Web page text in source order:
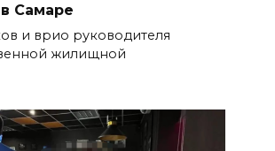
Самаре
и врио руководителя
жилищной